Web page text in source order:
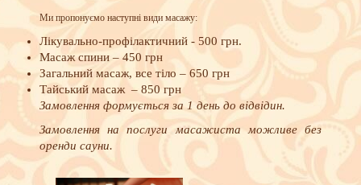
Ми пропонуємо наступні види масажу:
Лікувально-профілактичний - 500 грн.
Масаж спини – 450 грн
Загальний масаж, все тіло – 650 грн
Тайський масаж – 850 грн
Замовлення формується за 1 день до відвідин.
Замовлення на послуги масажиста можливе без
оренди сауни.